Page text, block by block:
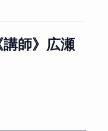
師》広瀬